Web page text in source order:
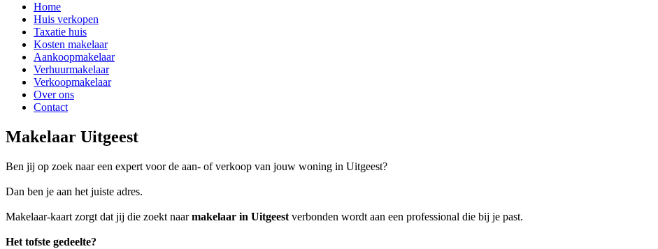
Home
Huis verkopen
Taxatie huis
Kosten makelaar
Aankoopmakelaar
Verhuurmakelaar
Verkoopmakelaar
Over ons
Contact
Makelaar Uitgeest
Ben jij op zoek naar een expert voor de aan- of verkoop van jouw woning in Uitgeest?
Dan ben je aan het juiste adres.
Makelaar-kaart zorgt dat jij die zoekt naarmakelaar in Uitgeest verbonden wordt aan een professional die bij je past.
Het tofste gedeelte?